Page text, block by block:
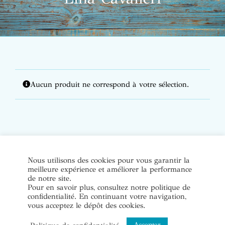
Aucun produit ne correspond à votre sélection.
© Copyright Bijoux de soi 2020-2022. Tous droits réservés. |
Conditions Générales de Vente|Mentions légales et politique
de confidentialité
Nous utilisons des cookies pour vous garantir la
meilleure expérience et améliorer la performance
de notre site.
Pour en savoir plus, consultez notre politique de
confidentialité. En continuant votre navigation,
vous acceptez le dépôt des cookies.